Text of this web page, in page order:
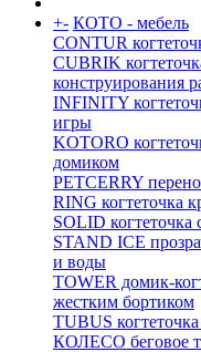
+- КОТО - мебель
CONTUR
CUBRIK
конструирования
INFINITY
игры
KOTORO
домиком
PETCERRY
RING когтеточка
SOLID
STAND ICE
и воды
TOWER домик-
жестким бортиком
TUBUS
КОЛЕСО беговое